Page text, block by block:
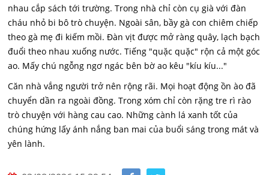
nhau cắp sách tới trường. Trong nhà chỉ còn cụ già với đàn
cháu nhỏ bi bô trò chuyện. Ngoài sân, bầy gà con chiêm chiếp
theo gà mẹ đi kiếm mồi. Đàn vịt được mở ràng quây, lạch bạch
đuổi theo nhau xuống nước. Tiếng "quặc quặc" rộn cả một góc
ao. Mấy chú ngỗng ngơ ngác bên bờ ao kêu "kíu kíu..."
Căn nhà vắng người trở nên rộng rãi. Mọi hoạt động ồn ào đã
chuyển dần ra ngoài đồng. Trong xóm chỉ còn rặng tre rì rào
trò chuyện với hàng cau cao. Những cành lá xanh tốt của
chúng hứng lấy ánh nắng ban mai của buổi sáng trong mát và
yên lành.